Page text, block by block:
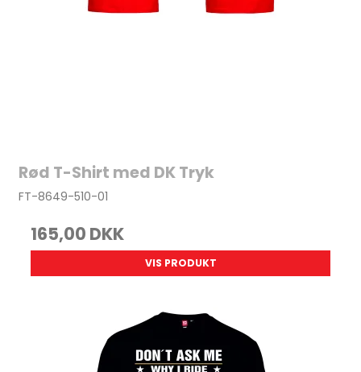
Rød T-Shirt med DK Tryk
FT-8649-510-01
165,00 DKK
VIS PRODUKT